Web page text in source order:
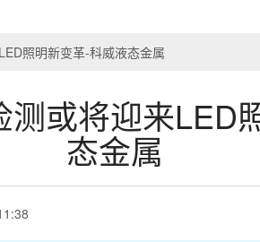
照明新变革-科威液态金属
或将迎来LED
态金属